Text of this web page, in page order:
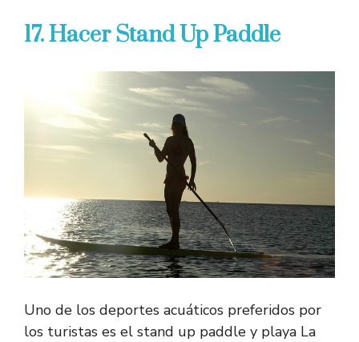
17. Hacer Stand Up Paddle
Uno de los deportes acuáticos preferidos por
los turistas es el stand up paddle y playa La